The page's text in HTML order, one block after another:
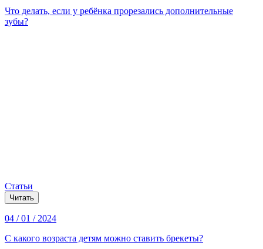
Что делать, если у ребёнка прорезались дополнительные
зубы?
Статьи
Читать
04 / 01 / 2024
С какого возраста детям можно ставить брекеты?